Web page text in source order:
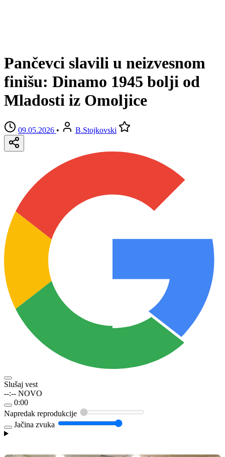
Pančevci slavili u neizvesnom
finišu: Dinamo 1945 bolji od
Mladosti iz Omoljice
09.05.2026 • B.Stojkovski
Slušaj vest
--:-- NOVO
0:00
Napredak reprodukcije
Jačina zvuka